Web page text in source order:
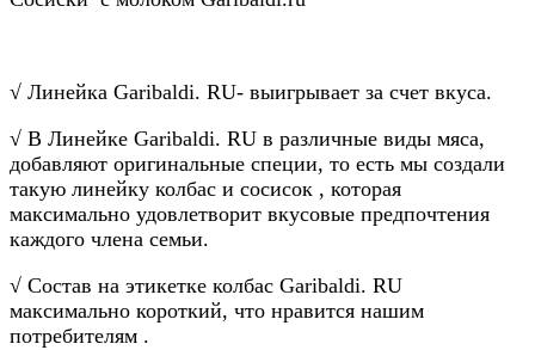
√ Линейка Garibaldi. RU- выигрывает за счет вкуса.
√ В Линейке Garibaldi. RU в различные виды мяса,
добавляют оригинальные специи, то есть мы создали
такую линейку колбас и сосисок , которая
максимально удовлетворит вкусовые предпочтения
каждого члена семьи.
√ Состав на этикетке колбас Garibaldi. RU
максимально короткий, что нравится нашим
потребителям .